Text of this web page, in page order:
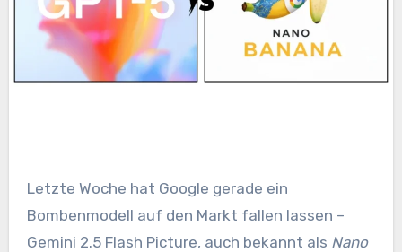
Letzte Woche hat Google gerade ein
Bombenmodell auf den Markt fallen lassen –
Gemini 2.5 Flash Picture, auch bekannt als Nano